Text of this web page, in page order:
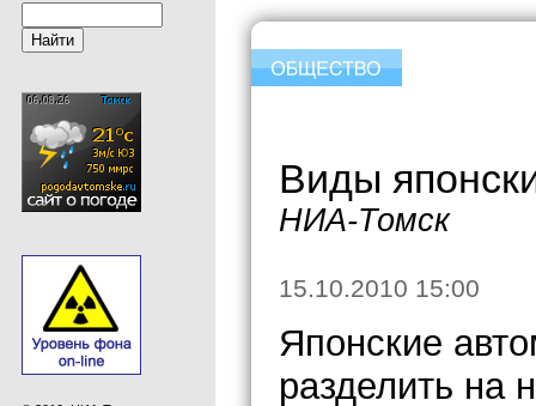
Виды
НИА-Томск
15.10.2010 15:00
Японские
разделить на